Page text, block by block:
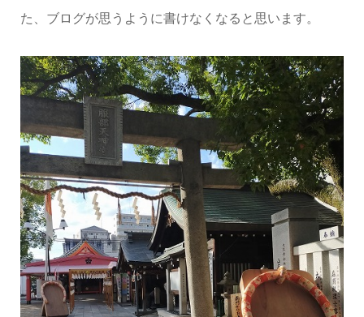
た、ブログが思うように書けなくなると思います。